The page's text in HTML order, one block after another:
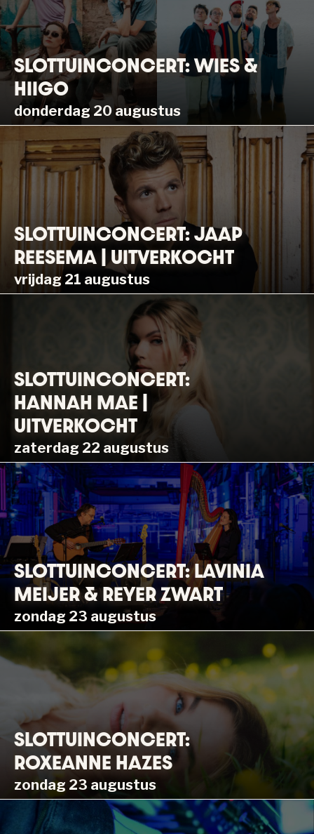
SLOTTUINCONCERT: WIES &
HIIGO
donderdag 20 augustus
SLOTTUINCONCERT: JAAP
REESEMA | UITVERKOCHT
vrijdag 21 augustus
SLOTTUINCONCERT:
HANNAH MAE |
UITVERKOCHT
zaterdag 22 augustus
SLOTTUINCONCERT: LAVINIA
MEIJER & REYER ZWART
zondag 23 augustus
SLOTTUINCONCERT:
ROXEANNE HAZES
zondag 23 augustus